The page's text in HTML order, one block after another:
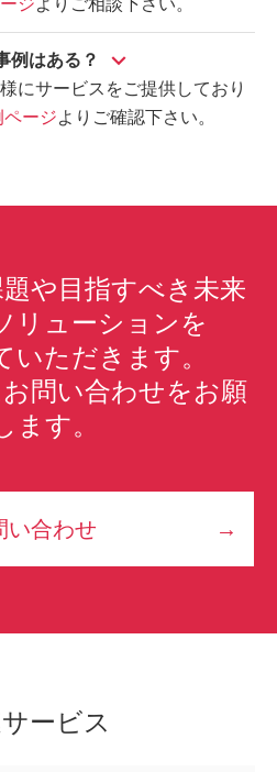
ジよりご相談下さい。
例はある？
にサービスをご提供しており
ージよりご確認下さい。
や目指すべき未来
リューションを
いただきます。
問い合わせをお願
ます。
い合わせ
ービス